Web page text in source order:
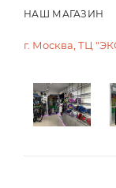
НАШ МАГАЗИН
г. Москва, ТЦ